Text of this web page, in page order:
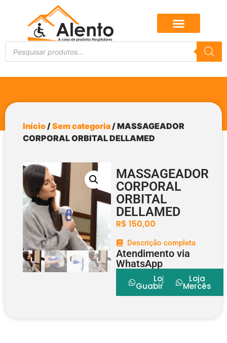
Início/Sem categoria/ MASSAGEADOR
CORPORAL ORBITAL DELLAMED
MASSAGEADOR
CORPORAL
ORBITAL
DELLAMED
R$ 150,00
Descrição completa
Atendimento via
WhatsApp
Loja
Guabirotuba
Loja
Mercês